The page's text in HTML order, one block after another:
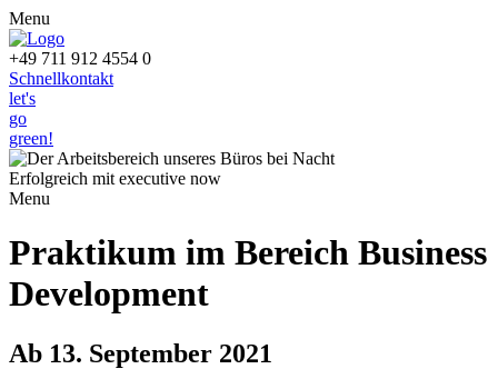
Menu
+49 711 912 4554 0
Schnellkontakt
let's
go
green!
Erfolgreich mit executive now
Menu
Praktikum im Bereich Business
Development
Ab 13. September 2021